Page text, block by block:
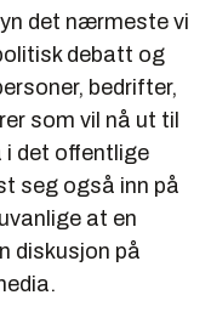
det nærmeste vi
debatt og
bedrifter,
som vil nå ut til
i det offentlige
seg også inn på
at en
diskusjon på